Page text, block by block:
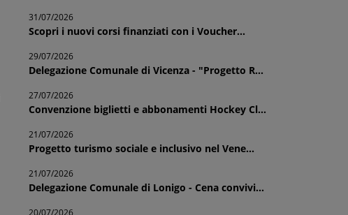
31/07/2026
Scopri i nuovi corsi finanziati con i Voucher...
29/07/2026
Delegazione Comunale di Vicenza - "Progetto R...
27/07/2026
Convenzione biglietti e abbonamenti Hockey Cl...
21/07/2026
Progetto turismo sociale e inclusivo nel Vene...
21/07/2026
Delegazione Comunale di Lonigo - Cena convivi...